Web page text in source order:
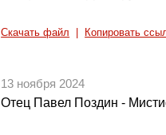
Скачать файл Копировать
13 ноября 2024
Отец Павел Поздин -